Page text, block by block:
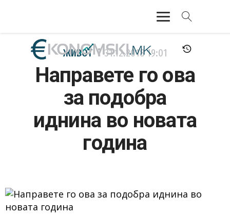
АКТУЕЛНО
ЕКОНОМИЈА
ФИНАНСИИ
БАНКАРСТВО
ЖИВОТ 31.12.201819:01
Направете го ова
за подобра
иднина во новата
година